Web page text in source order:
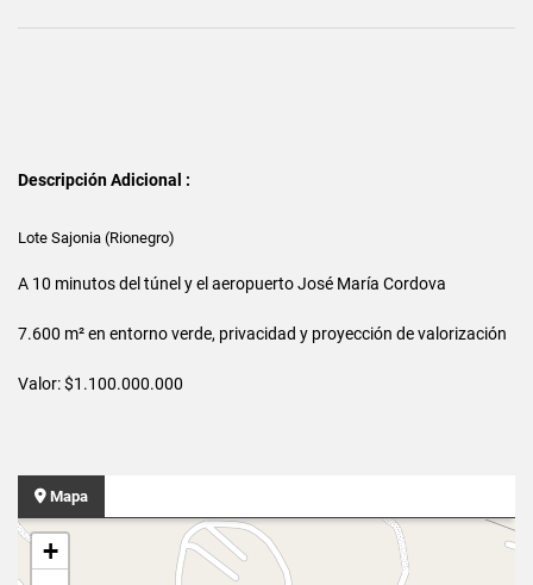
Descripción Adicional :
Lote Sajonia (Rionegro)
A 10 minutos del túnel y el aeropuerto José María Cordova
7.600 m² en entorno verde, privacidad y proyección de valorización
Valor: $1.100.000.000
Mapa
+